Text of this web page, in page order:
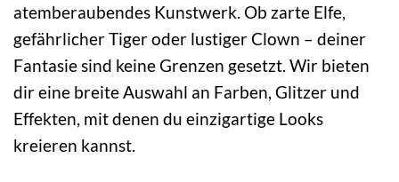
atemberaubendes Kunstwerk. Ob zarte Elfe,
gefährlicher Tiger oder lustiger Clown – deiner
Fantasie sind keine Grenzen gesetzt. Wir bieten
dir eine breite Auswahl an Farben, Glitzer und
Effekten, mit denen du einzigartige Looks
kreieren kannst.